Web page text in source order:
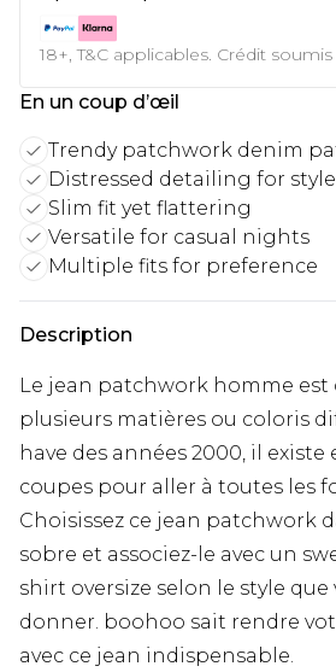
18+, T&C applicables. Crédit
En un coup d’œil
Trendy patchwork denim
Distressed detailing for style
Slim fit yet flattering
Versatile for casual nights
Multiple fits for preference
Description
Le jean patchwork homme est
plusieurs matières ou coloris
have des années 2000, il existe
coupes pour aller à toutes les
Choisissez ce jean patchwork
sobre et associez-le avec un
shirt oversize selon le style que
donner. boohoo sait rendre
avec ce jean indispensable.